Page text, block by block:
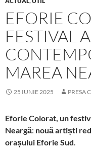
EFORIE
FESTIVAL
MAREA
25 IUNIE 2025 PRESA
Eforie Colorat, un
Neargă: nouă artiști
orașului Eforie Sud.